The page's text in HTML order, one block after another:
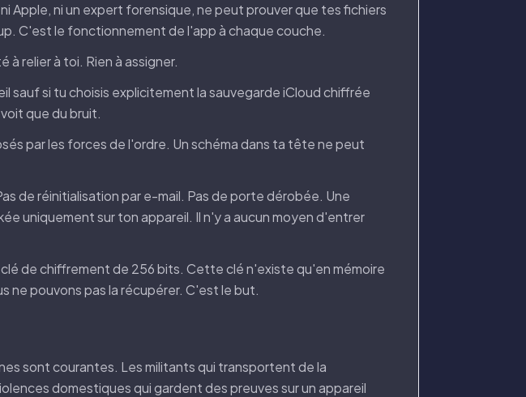
Apple, ni un expert forensique, ne peut prouver que tes fichiers
C'est le fonctionnement de l'app à chaque couche.
relier à toi. Rien à assigner.
sauf si tu choisis explicitement la sauvegarde iCloud chiffrée
que du bruit.
par les forces de l'ordre. Un schéma dans ta tête ne peut
de réinitialisation par e-mail. Pas de porte dérobée. Une
uniquement sur ton appareil. Il n'y a aucun moyen d'entrer
de chiffrement de 256 bits. Cette clé n'existe qu'en mémoire
ne pouvons pas la récupérer. C'est le but.
sont courantes. Les militants qui transportent de la
domestiques qui gardent des preuves sur un appareil